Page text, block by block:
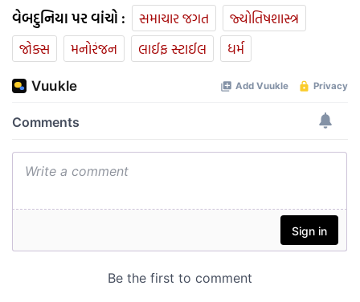
વેબદુનિયા પર વાંચો : સમાચાર જગત
જ્યોતિષશાસ્ત્ર
જોક્સ
મનોરંજન લાઈફ સ્ટાઈલ ધર્મ